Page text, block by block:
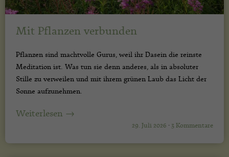
29. Juli 2026 · 3 Kommentare
Mit Pflanzen verbunden
Pflanzen sind machtvolle Gurus, weil ihr Dasein die reinste
Meditation ist. Was tun sie denn anderes, als in absoluter
Stille zu verweilen und mit ihrem grünen Laub das Licht der
Sonne aufzunehmen.
Weiterlesen →